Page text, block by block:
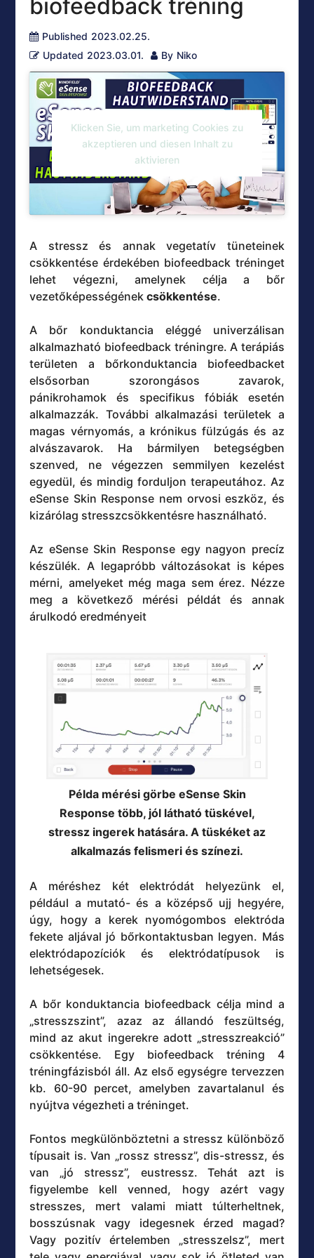
biofeedback tréning
Published 2023.02.25.
Updated 2023.03.01. By Niko
Klicken Sie, um marketing Cookies zu
akzeptieren und diesen Inhalt zu
aktivieren
A stressz és annak vegetatív tüneteinek
csökkentése érdekében biofeedback tréninget
lehet végezni, amelynek célja a bőr
vezetőképességénekcsökkentése.
A bőr konduktancia eléggé univerzálisan
alkalmazható biofeedback tréningre. A terápiás
területen a bőrkonduktancia biofeedbacket
elsősorban szorongásos zavarok,
pánikrohamok és specifikus fóbiák esetén
alkalmazzák. További alkalmazási területek a
magas vérnyomás, a krónikus fülzúgás és az
alvászavarok. Ha bármilyen betegségben
szenved, ne végezzen semmilyen kezelést
egyedül, és mindig forduljon terapeutához. Az
eSense Skin Response nem orvosi eszköz, és
kizárólag stresszcsökkentésre használható.
Az eSense Skin Response egy nagyon precíz
készülék. A legapróbb változásokat is képes
mérni, amelyeket még maga sem érez. Nézze
meg a következő mérési példát és annak
árulkodó eredményeit
Példa mérési görbe eSense Skin
Response több, jól látható tüskével,
stressz ingerek hatására. A tüskéket az
alkalmazás felismeri és színezi.
A méréshez két elektródát helyezünk el,
például a mutató- és a középső ujj hegyére,
úgy, hogy a kerek nyomógombos elektróda
fekete aljával jó bőrkontaktusban legyen. Más
elektródapozíciók és elektródatípusok is
lehetségesek.
A bőr konduktancia biofeedback célja mind a
„stresszszint”, azaz az állandó feszültség,
mind az akut ingerekre adott „stresszreakció”
csökkentése. Egy biofeedback tréning 4
tréningfázisból áll. Az első egységre tervezzen
kb. 60-90 percet, amelyben zavartalanul és
nyújtva végezheti a tréninget.
Fontos megkülönböztetni a stressz különböző
típusait is. Van „rossz stressz”, dis-stressz, és
van „jó stressz”, eustressz. Tehát azt is
figyelembe kell venned, hogy azért vagy
stresszes, mert valami miatt túlterheltnek,
bosszúsnak vagy idegesnek érzed magad?
Vagy pozitív értelemben „stresszelsz”, mert